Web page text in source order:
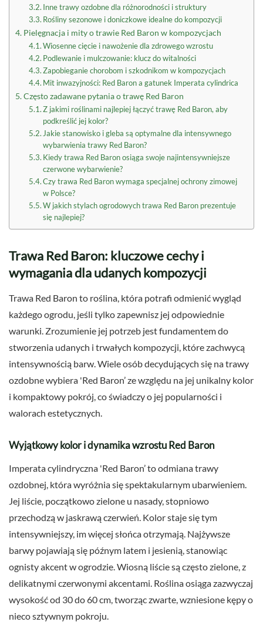
Inne trawy ozdobne dla różnorodności i struktury
Rośliny sezonowe i doniczkowe idealne do kompozycji
Pielęgnacja i mity o trawie Red Baron w kompozycjach
Wiosenne cięcie i nawożenie dla zdrowego wzrostu
Podlewanie i mulczowanie: klucz do witalności
Zapobieganie chorobom i szkodnikom w kompozycjach
Mit inwazyjności: Red Baron a gatunek Imperata cylindrica
Często zadawane pytania o trawę Red Baron
Z jakimi roślinami najlepiej łączyć trawę Red Baron, aby
podkreślić jej kolor?
Jakie stanowisko i gleba są optymalne dla intensywnego
wybarwienia trawy Red Baron?
Kiedy trawa Red Baron osiąga swoje najintensywniejsze
czerwone wybarwienie?
Czy trawa Red Baron wymaga specjalnej ochrony zimowej
w Polsce?
W jakich stylach ogrodowych trawa Red Baron prezentuje
się najlepiej?
Trawa Red Baron: kluczowe cechy i
wymagania dla udanych kompozycji
Trawa Red Baron to roślina, która potrafi odmienić wygląd
każdego ogrodu, jeśli tylko zapewnisz jej odpowiednie
warunki. Zrozumienie jej potrzeb jest fundamentem do
stworzenia udanych i trwałych kompozycji, które zachwycą
intensywnością barw. Wiele osób decydujących się na trawy
ozdobne wybiera 'Red Baron’ ze względu na jej unikalny kolor
i kompaktowy pokrój, co świadczy o jej popularności i
walorach estetycznych.
Wyjątkowy kolor i dynamika wzrostu Red Baron
Imperata cylindryczna 'Red Baron’ to odmiana trawy
ozdobnej, która wyróżnia się spektakularnym ubarwieniem.
Jej liście, początkowo zielone u nasady, stopniowo
przechodzą w jaskrawą czerwień. Kolor staje się tym
intensywniejszy, im więcej słońca otrzymają. Najżywsze
barwy pojawiają się późnym latem i jesienią, stanowiąc
ognisty akcent w ogrodzie. Wiosną liście są często zielone, z
delikatnymi czerwonymi akcentami. Roślina osiąga zazwyczaj
wysokość od 30 do 60 cm, tworząc zwarte, wzniesione kępy o
nieco sztywnym pokroju.